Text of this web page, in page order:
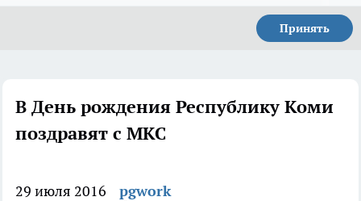
Принять
В День рождения Республику Коми
поздравят с МКС
29 июля 2016 pgwork